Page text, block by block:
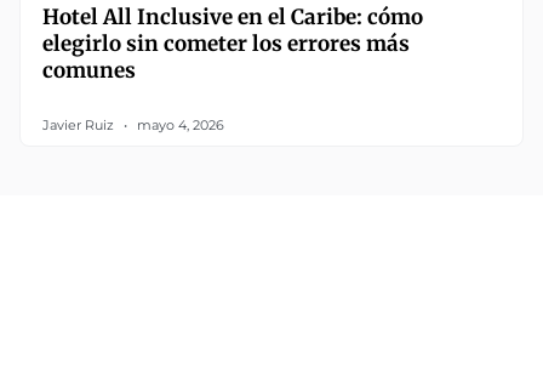
Hotel All Inclusive en el Caribe: cómo
elegirlo sin cometer los errores más
comunes
Javier Ruiz mayo 4, 2026